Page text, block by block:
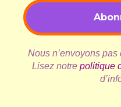
Nous n’envoyons
Lisez notre politique